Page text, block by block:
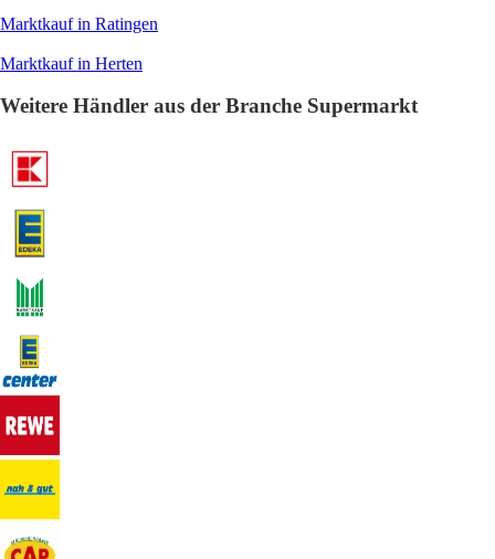
Marktkauf in Ratingen
Marktkauf in Herten
Weitere Händler aus der Branche Supermarkt